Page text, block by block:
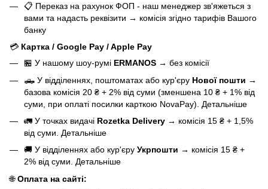
📋 Переказ на рахунок ФОП - наш менеджер зв'яжеться з
вами та надасть реквізити → комісія згідно тарифів Вашого
банку
💳 Картка / Google Pay / Apple Pay
🏪 У нашому шоу-румі ERMANOS → без комісії
🛻 У відділеннях, поштоматах або кур'єру Нової пошти →
базова комісія 20 ₴ + 2% від суми (зменшена 10 ₴ + 1% від
суми, при оплаті посилки карткою NovaPay). Детальніше
🚛 У точках видачі Rozetka Delivery → комісія 15 ₴ + 1,5%
від суми. Детальніше
🚚 У відділеннях або кур'єру Укрпошти → комісія 15 ₴ +
2% від суми. Детальніше
🌐Оплата на сайті: